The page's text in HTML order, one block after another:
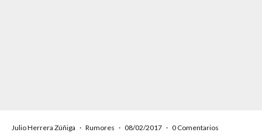
Julio Herrera Zúñiga · Rumores · 08/02/2017 · 0 Comentarios